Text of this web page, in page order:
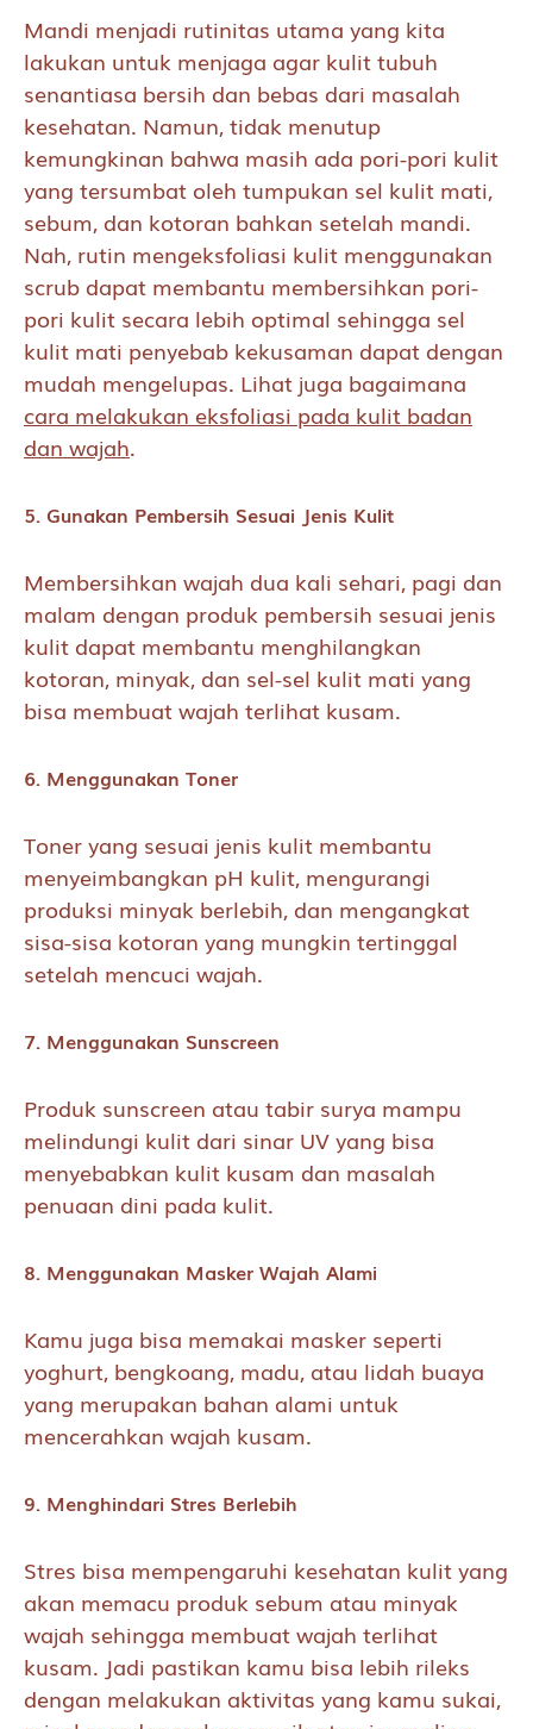
Mandi menjadi rutinitas utama yang kita
lakukan untuk menjaga agar kulit tubuh
senantiasa bersih dan bebas dari masalah
kesehatan. Namun, tidak menutup
kemungkinan bahwa masih ada pori-pori kulit
yang tersumbat oleh tumpukan sel kulit mati,
sebum, dan kotoran bahkan setelah mandi.
Nah, rutin mengeksfoliasi kulit menggunakan
scrub dapat membantu membersihkan pori-
pori kulit secara lebih optimal sehingga sel
kulit mati penyebab kekusaman dapat dengan
mudah mengelupas. Lihat juga bagaimana
cara melakukan eksfoliasi pada kulit badan
dan wajah.
5. Gunakan Pembersih Sesuai Jenis Kulit
Membersihkan wajah dua kali sehari, pagi dan
malam dengan produk pembersih sesuai jenis
kulit dapat membantu menghilangkan
kotoran, minyak, dan sel-sel kulit mati yang
bisa membuat wajah terlihat kusam.
6. Menggunakan Toner
Toner yang sesuai jenis kulit membantu
menyeimbangkan pH kulit, mengurangi
produksi minyak berlebih, dan mengangkat
sisa-sisa kotoran yang mungkin tertinggal
setelah mencuci wajah.
7. Menggunakan Sunscreen
Produk sunscreen atau tabir surya mampu
melindungi kulit dari sinar UV yang bisa
menyebabkan kulit kusam dan masalah
penuaan dini pada kulit.
8. Menggunakan Masker Wajah Alami
Kamu juga bisa memakai masker seperti
yoghurt, bengkoang, madu, atau lidah buaya
yang merupakan bahan alami untuk
mencerahkan wajah kusam.
9. Menghindari Stres Berlebih
Stres bisa mempengaruhi kesehatan kulit yang
akan memacu produk sebum atau minyak
wajah sehingga membuat wajah terlihat
kusam. Jadi pastikan kamu bisa lebih rileks
dengan melakukan aktivitas yang kamu sukai,